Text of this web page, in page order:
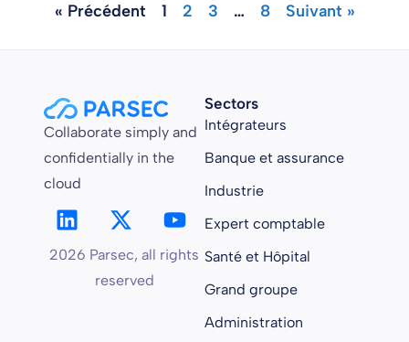
« Précédent 1 2 3 … 8 Suivant »
Collaborate simply and
confidentially in the
cloud
2026 Parsec, all rights
reserved
Sectors
Intégrateurs
Banque et assurance
Industrie
Expert comptable
Santé et Hôpital
Grand groupe
Administration